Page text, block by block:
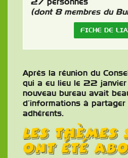
27 personnes
(dont 8 membres du
FICHE DE
Après la réunion du
qui a eu lieu le 22 janvier
nouveau bureau avait
d’informations à
adhérents.
Les
ont été